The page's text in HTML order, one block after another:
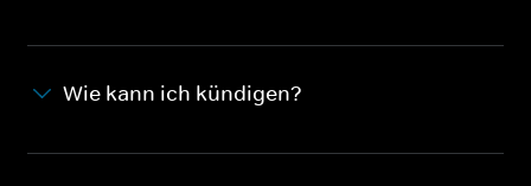
Wie kann ich kündigen?